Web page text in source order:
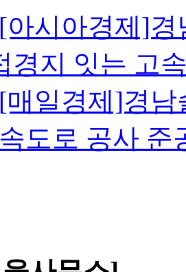
[아시아경제]경
경지 잇는 고
[매일경제]경남
도로 공사 준